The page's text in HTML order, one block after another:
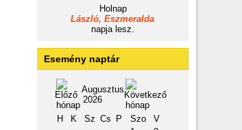
Holnap
László, Eszmeralda
napja lesz.
Esemény naptár
Augusztus
2026
H
K Sz Cs P Szo
V